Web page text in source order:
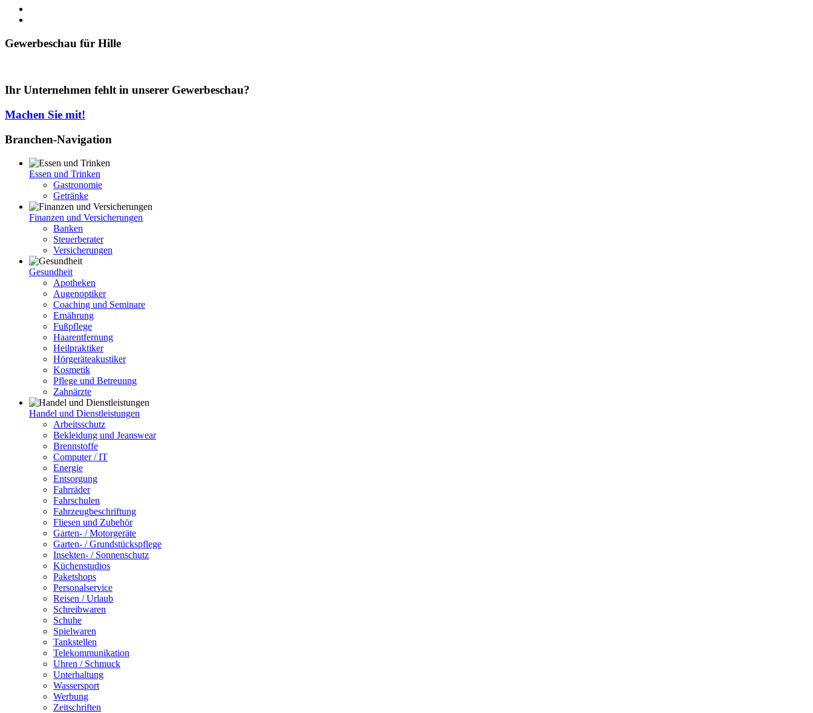
Gewerbeschau für Hille
Ihr Unternehmen fehlt in unserer Gewerbeschau?
Machen Sie mit!
Branchen-Navigation
Essen und Trinken
Gastronomie
Getränke
Finanzen und Versicherungen
Banken
Steuerberater
Versicherungen
Gesundheit
Apotheken
Augenoptiker
Coaching und Seminare
Ernährung
Fußpflege
Haarentfernung
Heilpraktiker
Hörgeräteakustiker
Kosmetik
Pflege und Betreuung
Zahnärzte
Handel und Dienstleistungen
Arbeitsschutz
Bekleidung und Jeanswear
Brennstoffe
Computer / IT
Energie
Entsorgung
Fahrräder
Fahrschulen
Fahrzeugbeschriftung
Fliesen und Zubehör
Garten- / Motorgeräte
Garten- / Grundstückspflege
Insekten- / Sonnenschutz
Küchenstudios
Paketshops
Personalservice
Reisen / Urlaub
Schreibwaren
Schuhe
Spielwaren
Tankstellen
Telekommunikation
Uhren / Schmuck
Unterhaltung
Wassersport
Werbung
Zeitschriften